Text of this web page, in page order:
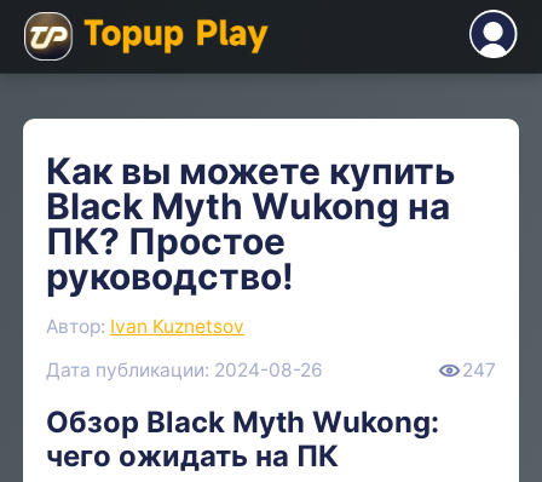
Как вы можете купить
Black Myth Wukong на
ПК? Простое
руководство!
Автор: Ivan Kuznetsov
Дата публикации: 2024-08-26
247
Обзор Black Myth Wukong:
чего ожидать на ПК